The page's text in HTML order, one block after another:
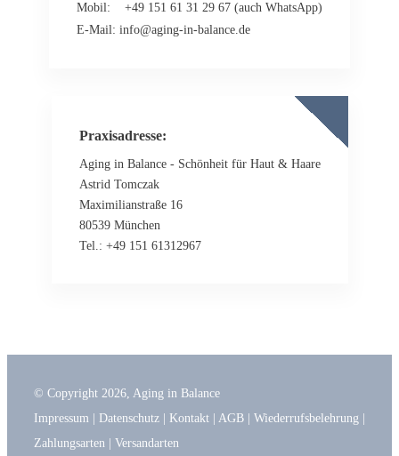
Mobil: +49 151 61 31 29 67 (auch WhatsApp)
E-Mail: info@aging-in-balance.de
Praxisadresse:
Aging in Balance - Schönheit für Haut & Haare
Astrid Tomczak
Maximilianstraße 16
80539 München
Tel.: +49 151 61312967
© Copyright 2026, Aging in Balance
Impressum
Datenschutz Kontakt AGB Wiederrufsbelehrung
Zahlungsarten
Versandarten